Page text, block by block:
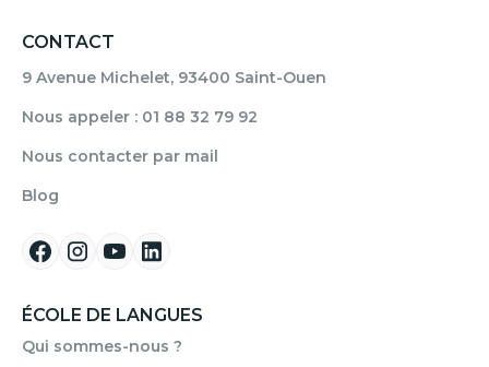
CONTACT
9 Avenue Michelet, 93400 Saint-Ouen
Nous appeler : 01 88 32 79 92
Nous contacter par mail
Blog
ÉCOLE DE LANGUES
Qui sommes-nous ?